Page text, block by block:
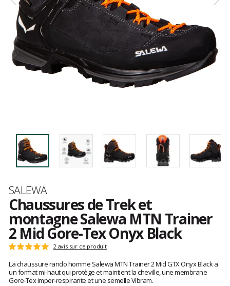
Marque
SALEWA
Chaussures de Trek et
montagne Salewa MTN Trainer
2 Mid Gore-Tex Onyx Black
Les
clients
Note
:
5
sur
2 avis sur ce produit
La chaussure rando homme Salewa MTN Trainer 2 Mid GTX Onyx Black a
un format mi-haut qui protège et maintient la cheville, une membrane
Gore-Tex imper-respirante et une semelle Vibram.